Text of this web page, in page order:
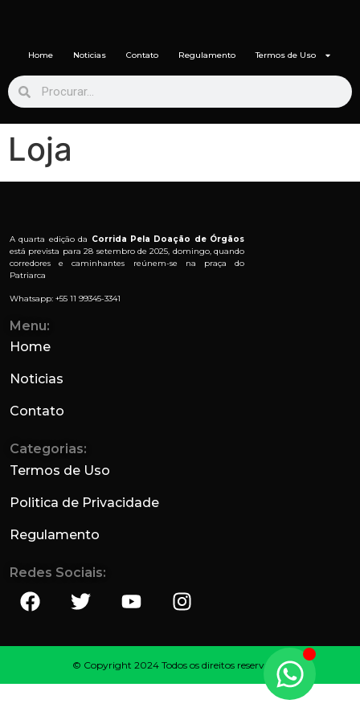
Home Noticias Contato Regulamento Termos de Uso
Loja
A quarta edição da Corrida Pela Doação de Órgãos
está prevista para 28 setembro de 2025, domingo, quando
corredores e caminhantes reúnem-se na praça do
Patriarca
Whatsapp: +55 11 99345-3341
Menu:
Home
Noticias
Contato
Categorias:
Termos de Uso
Politica de Privacidade
Regulamento
Redes Sociais:
© Copyright 2024 Todos os direitos reservados.